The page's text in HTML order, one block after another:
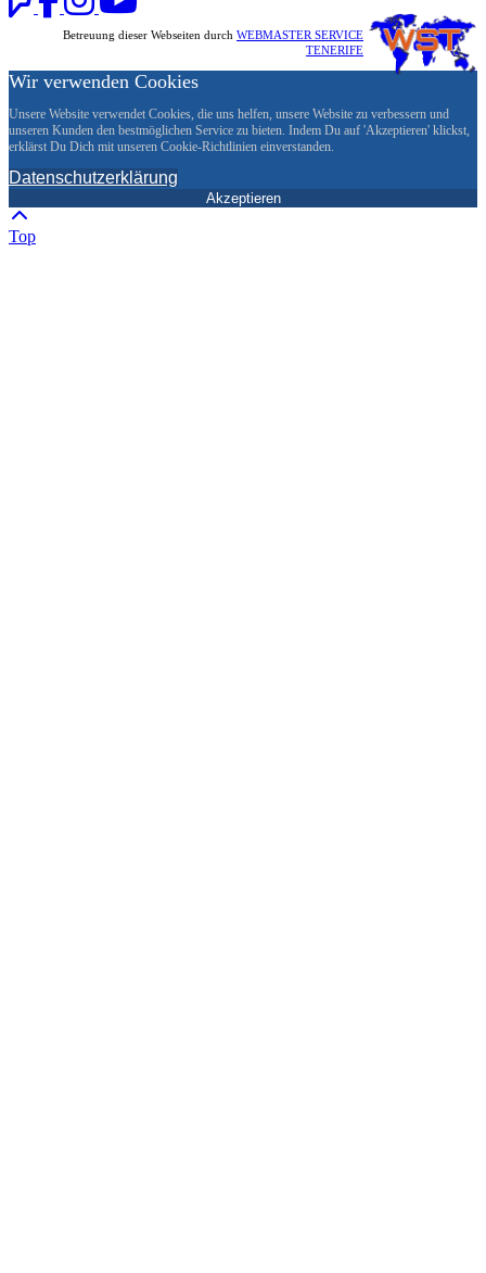
Betreuung dieser Webseiten durch WEBMASTER SERVICE
TENERIFE
Wir verwenden Cookies
Unsere Website verwendet Cookies, die uns helfen, unsere Website zu verbessern und
unseren Kunden den bestmöglichen Service zu bieten. Indem Du auf 'Akzeptieren' klickst,
erklärst Du Dich mit unseren Cookie-Richtlinien einverstanden.
Datenschutzerklärung
Akzeptieren
Top